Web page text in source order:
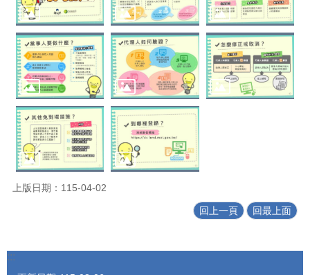
上版日期：115-04-02
回上一頁 回最上面
:::